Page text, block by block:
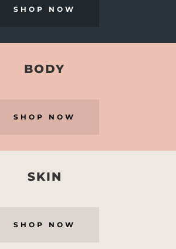
SHOP NOW
BODY
SHOP NOW
SKIN
SHOP NOW